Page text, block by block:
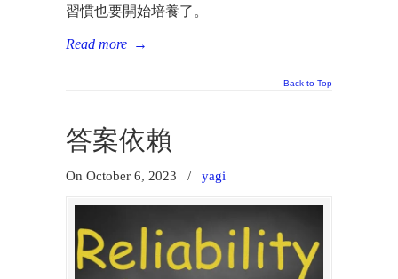
習慣也要開始培養了。
Read more →
Back to Top
答案依賴
On October 6, 2023 / yagi